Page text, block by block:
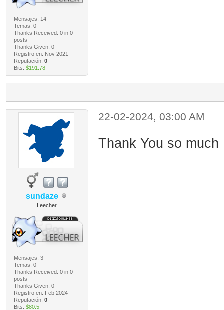
Mensajes: 14
Temas: 0
Thanks Received: 0in 0
posts
Thanks Given: 0
Registro en: Nov 2021
Reputación: 0
Bits: $191.78
sundaze
Leecher
Mensajes: 3
Temas: 0
Thanks Received: 0in 0
posts
Thanks Given: 0
Registro en: Feb 2024
Reputación: 0
Bits: $80.5
22-02-2024, 03:00 AM
Thank You so much